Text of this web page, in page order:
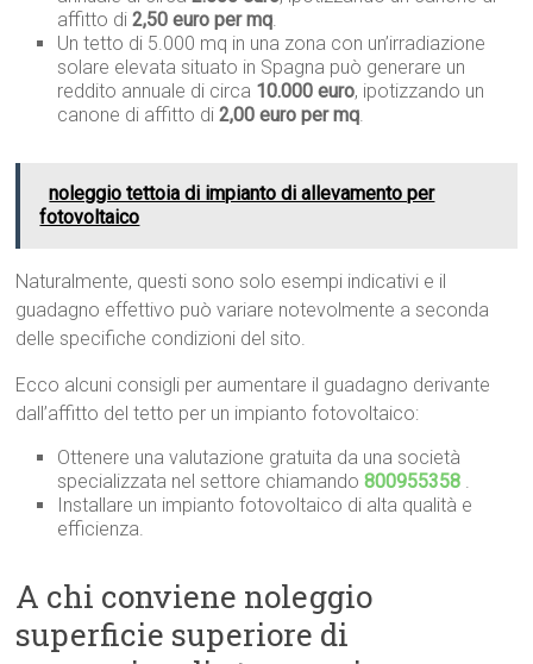
affitto di2,50 euro per mq.
Un tetto di 5.000 mq in una zona con un’irradiazione
solare elevata situato in Spagna può generare un
reddito annuale di circa 10.000 euro, ipotizzando un
canone di affitto di2,00 euro per mq.
noleggio tettoia di impianto di allevamento per
fotovoltaico
Naturalmente, questi sono solo esempi indicativi e il
guadagno effettivo può variare notevolmente a seconda
delle specifiche condizioni del sito.
Ecco alcuni consigli per aumentare il guadagno derivante
dall’affitto del tetto per un impianto fotovoltaico:
Ottenere una valutazione gratuita da una società
specializzata nel settore chiamando800955358 .
Installare un impianto fotovoltaico di alta qualità e
efficienza.
A chi conviene noleggio
superficie superiore di